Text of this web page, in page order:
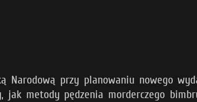
Narodową przy planowaniu nowego
metody pędzenia morderczego